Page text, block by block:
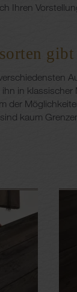
Ihren
gibt
in
der
kaum